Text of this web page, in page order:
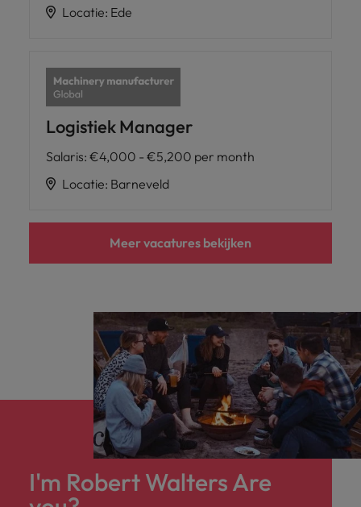
Locatie: Ede
Logistiek Manager
Salaris: €4,000 - €5,200 per month
Locatie: Barneveld
Meer vacatures bekijken
I'm Robert Walters Are